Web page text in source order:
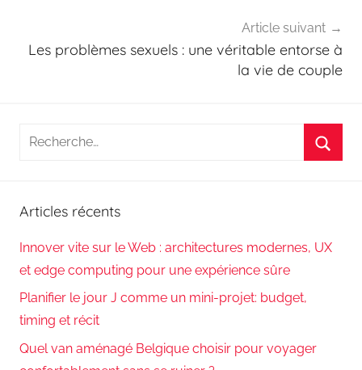
Article suivant
Les problèmes sexuels : une véritable entorse à
la vie de couple
Recherche
Articles récents
Innover vite sur le Web : architectures modernes, UX
et edge computing pour une expérience sûre
Planifier le jour J comme un mini-projet: budget,
timing et récit
Quel van aménagé Belgique choisir pour voyager